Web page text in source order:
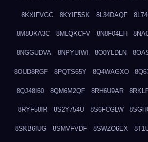
8KXIFVGC 8KYIF5SK 8L34DAQF
8M8UKA3C 8MLQKCFV 8N8F04EH
8NGGUDVA 8NPYUIWI 8O0YLDLN
8OUD8RGF 8PQTS65Y 8Q4WAGXO
8QJ48I60 8QM6M2QF 8RH6U9AR
8RYF58IR 8S2Y754U 8S6FCGLW
8SKB6IUG 8SMVFVDF 8SWZO6EX